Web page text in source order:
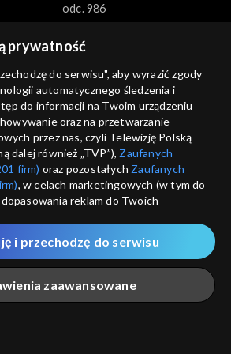
odc. 986
Gra słów. Krzyżówka
odc. 984
Gra słów. Krzyżówka
odc. 982
prywatność
do serwisu", aby wyrazić zgody
automatycznego śledzenia i
do informacji na Twoim urządzeniu
oraz na przetwarzanie
przez nas, czyli Telewizję Polską
dalej również „TVP”), Zaufanych
firm) oraz pozostałych Zaufanych
, w celach marketingowych (w tym do
reklam do Twoich
a także zgody na udostępnianie
PPID do Google.
zbierane podczas odwiedzania przez
serwisówzwanych dalej
zapisywane za pomocą
zaawansowane
i przechodzę do serwisu